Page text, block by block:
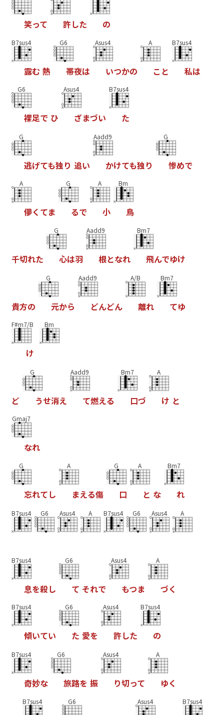
笑って 許した の
B7sus4
露む 熱
G6
帯夜は
Asus4
いつかの
A
こ と
B7sus4
私は
G6
裸足で ひ
Asus4
ざまづい
B7sus4
た
G
逃げても独り 追い
Aadd9
かけても独り
G
惨めで
A
儚く てま
G
るで
A
小
Bm
鳥
千切れた
G
心は羽
Aadd9
根となれ
Bm7
飛んでゆけ
貴方の
G
元から
Aadd9
どんどん
A/B
離れ
Bm7
てゆ
F#m7/B
け
Bm
ど
G
うせ消え
Aadd9
て燃える
Bm7
口づ
A
け と
Gmaj7
なれ
G
忘れてし
A
まえる傷
G
口
A
と な
Bm7
れ
B7sus4 G6 Asus4 A B7sus4 G6 Asus4 A
B7sus4
息を殺し
G6
て それで
Asus4
もつま
A
づく
B7sus4
傾いてい
G6
た 愛を
Asus4
許した
B7sus4
の
B7sus4
奇妙な
G6
旅路を 振
Asus4
り切って
A
ゆく
B7sus4 G6 Asus4 B7sus4